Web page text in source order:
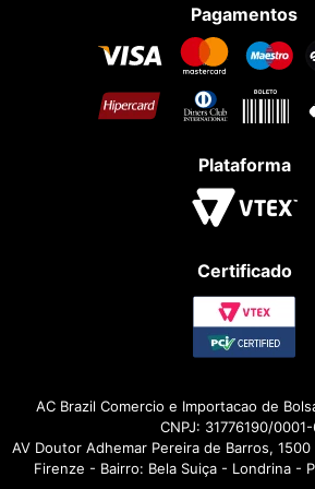
Pagamentos
Plataforma
Certificado
AC Brazil Comercio e Importacao de
CNPJ: 31776190/
AV Doutor Adhemar Pereira de Barros,
Firenze - Bairro: Bela Suiça - Londrina -